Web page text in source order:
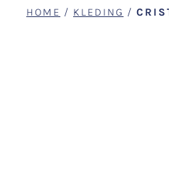
HOME / KLEDING /